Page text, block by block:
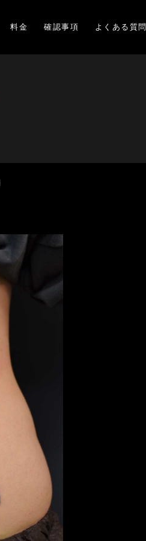
料金 確認事項 よくある質問